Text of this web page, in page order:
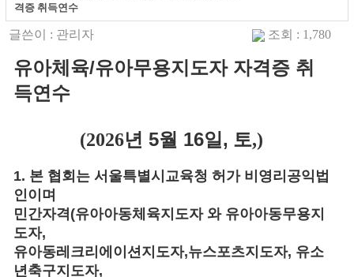
격증 취득연수
글쓴이 : 관리자 조회 : 1,780
유아체육/유아무용지도자 자격증 취
득연수
(2026년 5월 16일, 토,)
1. 본 협회는 서울특별시교육청 허가 비영리공익법
인이며
민간자격 (유아아동체육지도자 와 유아아동무용지
도자,
유아동레크리에이션지도자,뉴스포츠지도자, 유소
년축구지도자,